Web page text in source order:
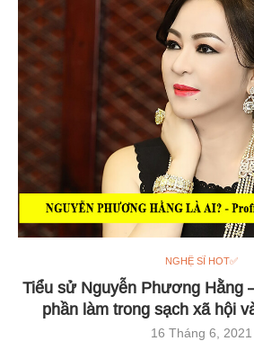
NGHỆ SĨ HOT✅
Tiểu sử Nguyễn Phương Hằng
phần làm trong sạch xã hội
16 Tháng 6, 2021